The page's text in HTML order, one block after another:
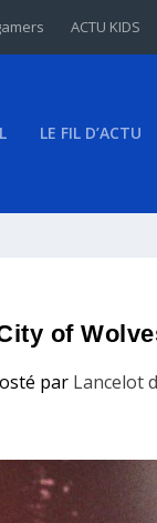
ACTU KIDS
LE FIL D’ACTU
of
par Lancelot